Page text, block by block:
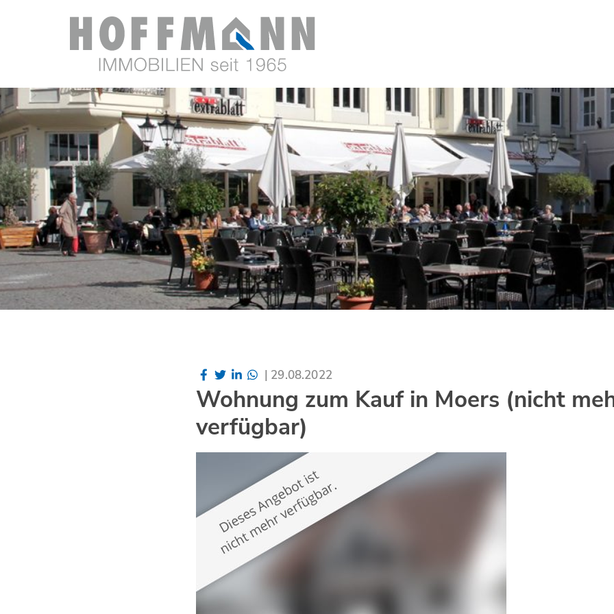
| 29.08.2022
Wohnung zum Kauf in Moers (nicht
verfügbar)